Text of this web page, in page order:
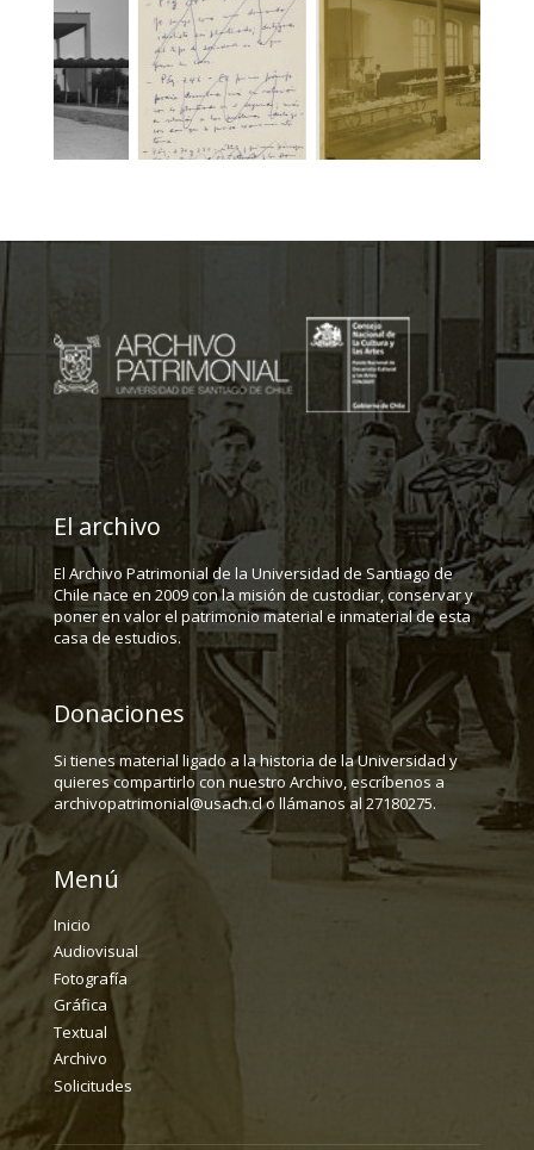
El archivo
El Archivo Patrimonial de la Universidad de Santiago de
Chile nace en 2009 con la misión de custodiar, conservar y
poner en valor el patrimonio material e inmaterial de esta
casa de estudios.
Donaciones
Si tienes material ligado a la historia de la Universidad y
quieres compartirlo con nuestro Archivo, escríbenos a
archivopatrimonial@usach.cl o llámanos al 27180275.
Menú
Inicio
Audiovisual
Fotografía
Gráfica
Textual
Archivo
Solicitudes